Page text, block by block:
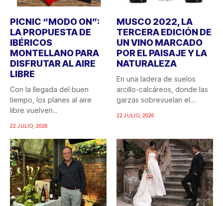
PICNIC “MODO ON”:
LA PROPUESTA DE
IBÉRICOS
MONTELLANO PARA
DISFRUTAR AL AIRE
LIBRE
Con la llegada del buen
tiempo, los planes al aire
libre vuelven...
22 JULIO, 2026
MUSCO 2022, LA
TERCERA EDICIÓN DE
UN VINO MARCADO
POR EL PAISAJE Y LA
NATURALEZA
En una ladera de suelos
arcillo-calcáreos, donde las
garzas sobrevuelan el
22 JULIO, 2026